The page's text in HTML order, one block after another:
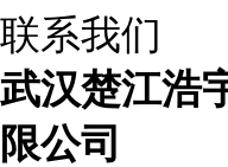
联系我们
武汉楚江浩
限公司